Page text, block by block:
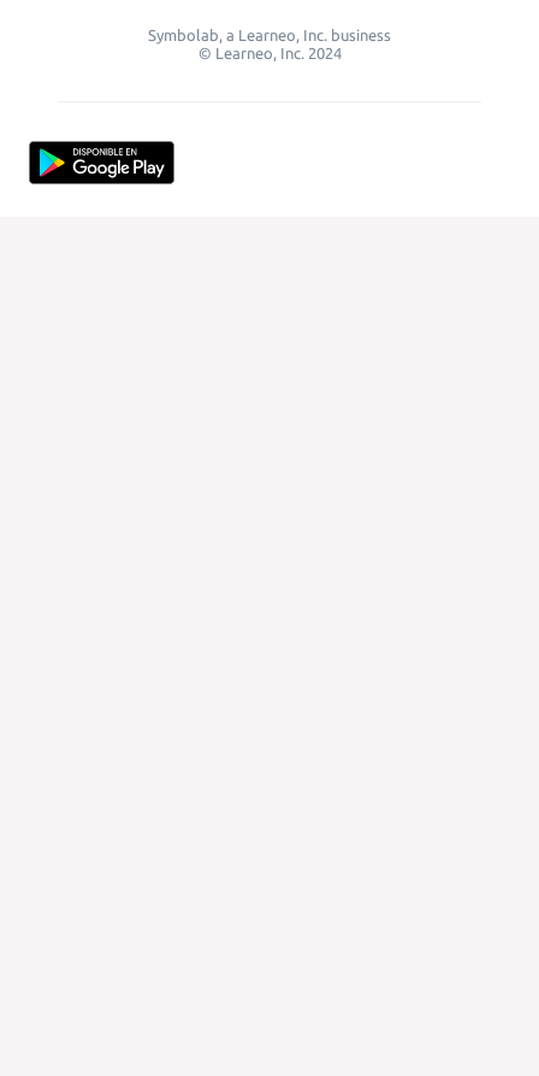
Symbolab, a Learneo, Inc. business
© Learneo, Inc. 2024